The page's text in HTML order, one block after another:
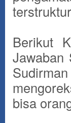
terstruktur
Berikut
Jawaban
bisa